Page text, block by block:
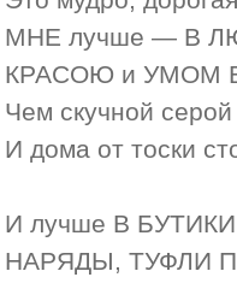
МНЕ лучше — В
КРАСОЮ и УМОМ
Чем скучной
И дома от тоски
И лучше В
НАРЯДЫ, ТУФЛИ